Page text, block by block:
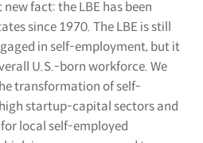
fact: the LBE has been
since 1970. The LBE is still
in self-employment, but it
U.S.-born workforce. We
transformation of self-
startup-capital sectors and
local self-employed